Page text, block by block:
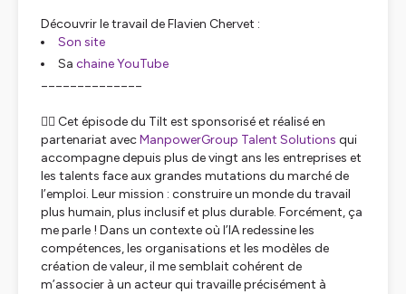
Découvrir le travail de Flavien Chervet :
Son site
Sa chaine YouTube
👉🏼 Cet épisode du Tilt est sponsorisé et réalisé en
partenariat avecManpowerGroup Talent Solutions qui
accompagne depuis plus de vingt ans les entreprises et
les talents face aux grandes mutations du marché de
l’emploi. Leur mission : construire un monde du travail
plus humain, plus inclusif et plus durable. Forcément, ça
me parle ! Dans un contexte où l’IA redessine les
compétences, les organisations et les modèles de
création de valeur, il me semblait cohérent de
m’associer à un acteur qui travaille précisément à